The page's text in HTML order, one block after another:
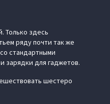
Только здесь
ряду почти так же
стандартными
зарядки для гаджетов.
шестеро